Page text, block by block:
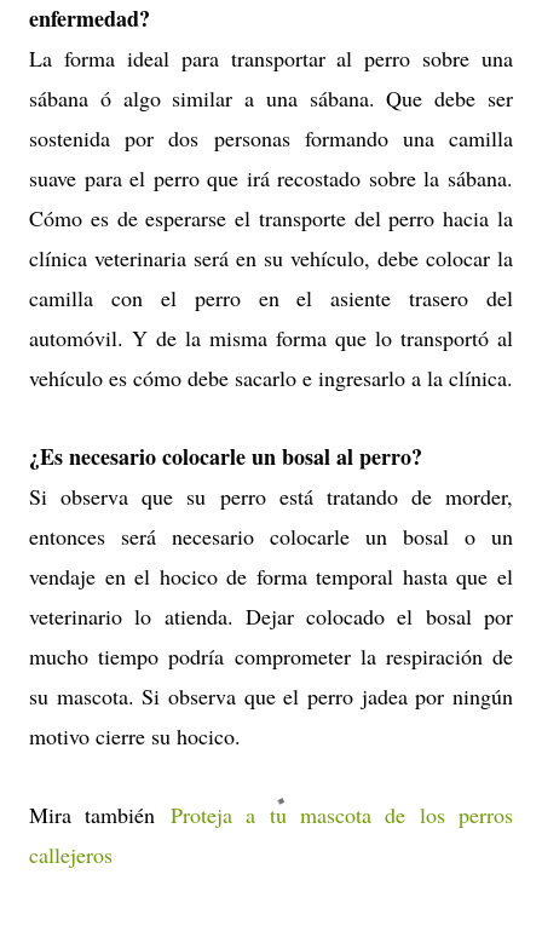
enfermedad?
La forma ideal para transportar al perro sobre una
sábana ó algo similar a una sábana. Que debe ser
sostenida por dos personas formando una camilla
suave para el perro que irá recostado sobre la sábana.
Cómo es de esperarse el transporte del perro hacia la
clínica veterinaria será en su vehículo, debe colocar la
camilla con el perro en el asiente trasero del
automóvil. Y de la misma forma que lo transportó al
vehículo es cómo debe sacarlo e ingresarlo a la clínica.
¿Es necesario colocarle un bosal al perro?
Si observa que su perro está tratando de morder,
entonces será necesario colocarle un bosal o un
vendaje en el hocico de forma temporal hasta que el
veterinario lo atienda. Dejar colocado el bosal por
mucho tiempo podría comprometer la respiración de
su mascota. Si observa que el perro jadea por ningún
motivo cierre su hocico.
Mira también Proteja a tu mascota de los perros
callejeros